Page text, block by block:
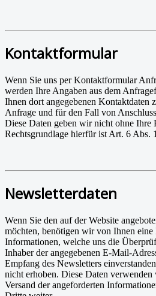
Kontaktformular
Wenn Sie uns per Kontaktformular
werden Ihre Angaben aus dem
Ihnen dort angegebenen Kontaktdaten
Anfrage und für den Fall von
Diese Daten geben wir nicht ohne
Rechtsgrundlage hierfür ist Art. 6
Newsletterdaten
Wenn Sie den auf der Website
möchten, benötigen wir von Ihnen
Informationen, welche uns die
Inhaber der angegebenen E-Mail-
Empfang des Newsletters
nicht erhoben. Diese Daten
Versand der angeforderten